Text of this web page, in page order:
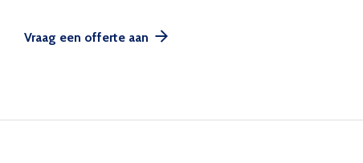
Vraag een offerte aan